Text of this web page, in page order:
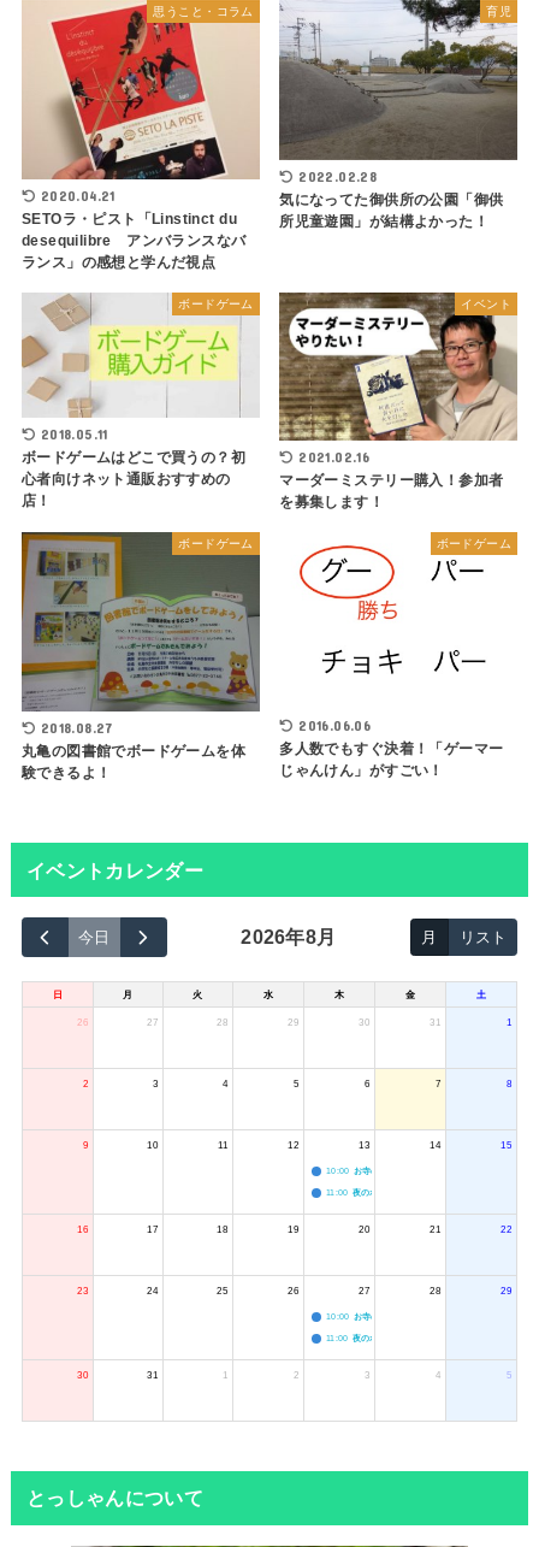
思うこと・コラム
2020.04.21
SETOラ・ピスト「Linstinct du
desequilibre アンバランスなバ
ランス」の感想と学んだ視点
育児
2022.02.28
気になってた御供所の公園「御供
所児童遊園」が結構よかった！
ボードゲーム
2018.05.11
ボードゲームはどこで買うの？初
心者向けネット通販おすすめの
店！
イベント
2021.02.16
マーダーミステリー購入！参加者
を募集します！
ボードゲーム
2018.08.27
丸亀の図書館でボードゲームを体
験できるよ！
ボードゲーム
2016.06.06
多人数でもすぐ決着！「ゲーマー
じゃんけん」がすごい！
イベントカレンダー
今日 2026年8月 月 リスト
日 月 火 水 木 金 土
26 27 28 29 30 31 1
2 3 4 5 6 7 8
9 10 11 12 13
10:00 お寺のジャグリング教室
11:00 夜のボードゲーム会
14 15
16 17 18 19 20 21 22
23 24 25 26 27
10:00 お寺のジャグリング教室
11:00 夜のボードゲーム会
28 29
30 31 1 2 3 4 5
とっしゃんについて